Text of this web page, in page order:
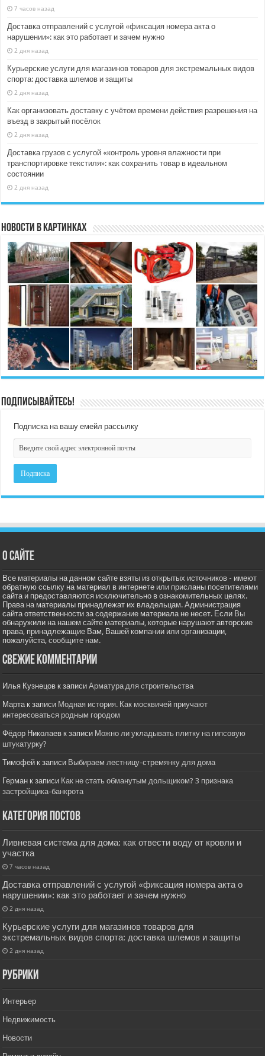
7 часов назад
Доставка отправлений с услугой «фиксация номера акта о
нарушении»: как это работает и зачем нужно
2 дня назад
Курьерские услуги для магазинов товаров для экстремальных видов
спорта: доставка шлемов и защиты
2 дня назад
Как организовать доставку с учётом времени действия разрешения на
въезд в закрытый посёлок
2 дня назад
Доставка грузов с услугой «контроль уровня влажности при
транспортировке текстиля»: как сохранить товар в идеальном
состоянии
2 дня назад
Новости в картинках
Подписывайтесь!
Подписка на вашу емейл рассылку
О сайте
Все материалы на данном сайте взяты из открытых источников - имеют
обратную ссылку на материал в интернете или присланы посетителями
сайта и предоставляются исключительно в ознакомительных целях.
Права на материалы принадлежат их владельцам. Администрация
сайта ответственности за содержание материала не несет. Если Вы
обнаружили на нашем сайте материалы, которые нарушают авторские
права, принадлежащие Вам, Вашей компании или организации,
пожалуйста,сообщите нам.
Свежие комментарии
Илья Кузнецов к записиАрматура для строительства
Мартак записи Модная история. Как москвичей приучают
интересоваться родным городом
Фёдор Николаев к записи Можно ли укладывать плитку на гипсовую
штукатурку?
Тимофей к записи Выбираем лестницу-стремянку для дома
Герман к записи Как не стать обманутым дольщиком? 3 признака
застройщика-банкрота
Категория постов
Ливневая система для дома: как отвести воду от кровли и
участка
7 часов назад
Доставка отправлений с услугой «фиксация номера акта о
нарушении»: как это работает и зачем нужно
2 дня назад
Курьерские услуги для магазинов товаров для
экстремальных видов спорта: доставка шлемов и защиты
2 дня назад
РУбрики
Интерьер
Недвижимость
Новости